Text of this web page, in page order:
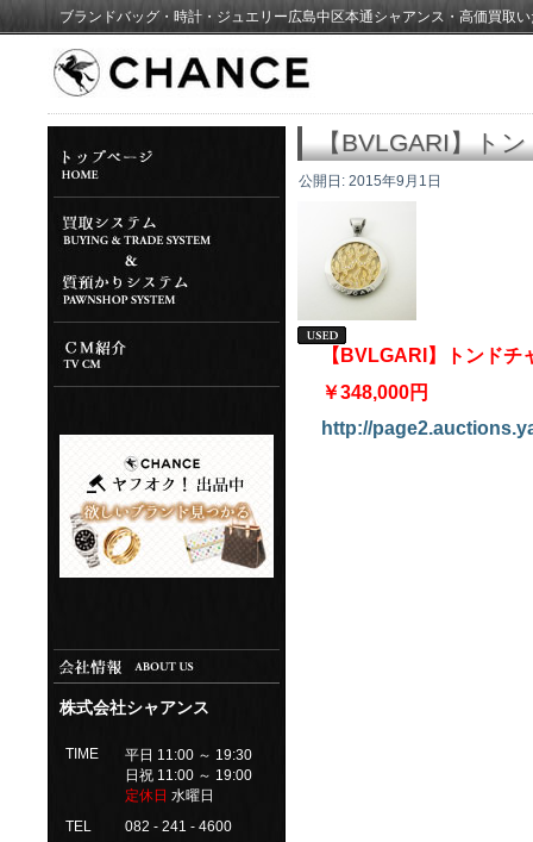
ブランドバッグ・時計・ジュエリー広島中区本通シャアンス・高価買取
株式会社シャアンス
TIME
平日 11:00 ～ 19:30
日祝 11:00 ～ 19:00
定休日 水曜日
TEL
082 - 241 - 4600
【BVLGARI】ト
公開日: 2015年9月1日
【BVLGARI】トンド
￥348,000円
http://